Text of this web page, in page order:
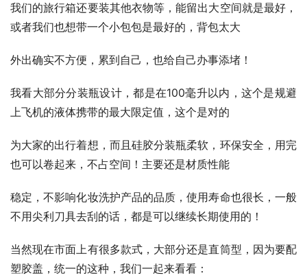
我们的旅行箱还要装其他衣物等，能留出大空间就是最好，
或者我们也想带一个小包包是最好的，背包太大
外出确实不方便，累到自己，也给自己办事添堵！
我看大部分分装瓶设计，都是在100毫升以内，这个是规避
上飞机的液体携带的最大限定值，这个是对的
为大家的出行着想，而且硅胶分装瓶柔软，环保安全，用完
也可以卷起来，不占空间！主要还是材质性能
稳定，不影响化妆洗护产品的品质，使用寿命也很长，一般
不用尖利刀具去刮的话，都是可以继续长期使用的！
当然现在市面上有很多款式，大部分还是直筒型，因为要配
塑胶盖，统一的这种，我们一起来看看：